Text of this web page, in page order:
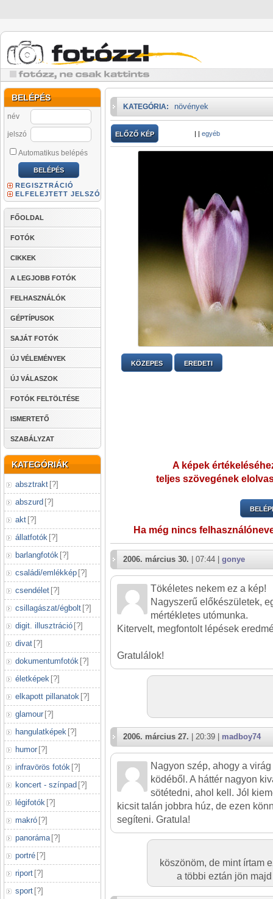
BELÉPÉS
név
jelszó
Automatikus belépés
REGISZTRÁCIÓ
ELFELEJTETT JELSZÓ
FŐOLDAL
FOTÓK
CIKKEK
A LEGJOBB FOTÓK
FELHASZNÁLÓK
GÉPTÍPUSOK
SAJÁT FOTÓK
ÚJ VÉLEMÉNYEK
ÚJ VÁLASZOK
FOTÓK FELTÖLTÉSE
ISMERTETŐ
SZABÁLYZAT
KATEGÓRIÁK
absztrakt [?]
abszurd [?]
akt [?]
állatfotók [?]
barlangfotók [?]
családi/emlékkép [?]
csendélet [?]
csillagászat/égbolt [?]
digit. illusztráció [?]
divat [?]
dokumentumfotók [?]
életképek [?]
elkapott pillanatok [?]
glamour [?]
hangulatképek [?]
humor [?]
infravörös fotók [?]
koncert - színpad [?]
légifotók [?]
makró [?]
panoráma [?]
portré [?]
riport [?]
sport [?]
KATEGÓRIA: növények
ELŐZŐ KÉP | | egyéb
KÖZEPES EREDETI
A képek
teljes szövegének
Ha még nincs
2006. március 30. | 07:44 | gonye
Tökéletes nekem ez a kép!
Nagyszerű előkészületek,
mértékletes utómunka.
Kitervelt, megfontolt lépések
Gratulálok!
2006. március 27. | 20:39 | madboy74
Nagyon szép, ahogy a
ködéből. A háttér nagyon
sötétedni, ahol kell. Jól
kicsit talán jobbra húz, de ezen
segíteni. Gratula!
köszönöm, de mint írtam
a többi eztán jön